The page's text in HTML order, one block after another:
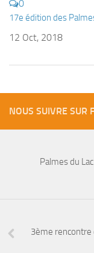
0
17e édition des
12 Oct, 2018
NOUS SUIVRE SUR
Palmes du
3ème